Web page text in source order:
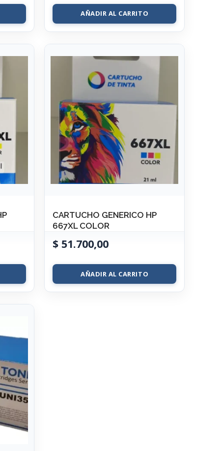
AÑADIR AL CARRITO
CARTUCHO GENERICO HP
667XL COLOR
$ 51.700,00
AÑADIR AL CARRITO